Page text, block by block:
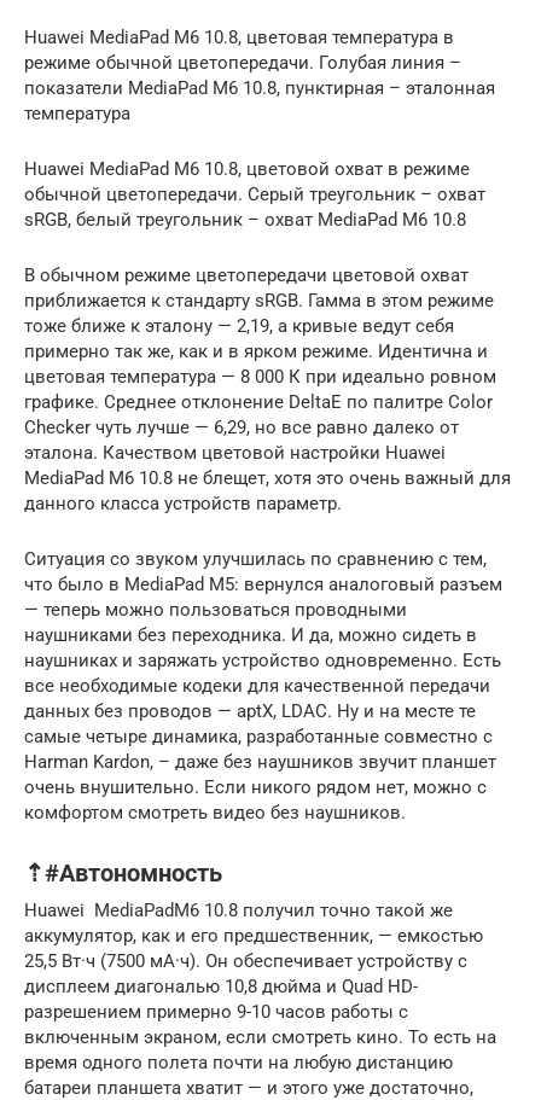
Huawei MediaPad M6 10.8, цветовая температура в
режиме обычной цветопередачи. Голубая линия –
показатели MediaPad M6 10.8, пунктирная – эталонная
температура
Huawei MediaPad M6 10.8, цветовой охват в режиме
обычной цветопередачи. Серый треугольник – охват
sRGB, белый треугольник – охват MediaPad M6 10.8
В обычном режиме цветопередачи цветовой охват
приближается к стандарту sRGB. Гамма в этом режиме
тоже ближе к эталону — 2,19, а кривые ведут себя
примерно так же, как и в ярком режиме. Идентична и
цветовая температура — 8 000 К при идеально ровном
графике. Среднее отклонение DeltaE по палитре Color
Checker чуть лучше — 6,29, но все равно далеко от
эталона. Качеством цветовой настройки Huawei
MediaPad M6 10.8 не блещет, хотя это очень важный для
данного класса устройств параметр.
Ситуация со звуком улучшилась по сравнению с тем,
что было в MediaPad M5: вернулся аналоговый разъем
— теперь можно пользоваться проводными
наушниками без переходника. И да, можно сидеть в
наушниках и заряжать устройство одновременно. Есть
все необходимые кодеки для качественной передачи
данных без проводов — aptX, LDAC. Ну и на месте те
самые четыре динамика, разработанные совместно с
Harman Kardon, – даже без наушников звучит планшет
очень внушительно. Если никого рядом нет, можно c
комфортом смотреть видео без наушников.
⇡#Автономность
Huawei MediaPadM6 10.8 получил точно такой же
аккумулятор, как и его предшественник, — емкостью
25,5 Вт·ч (7500 мА·ч). Он обеспечивает устройству с
дисплеем диагональю 10,8 дюйма и Quad HD-
разрешением примерно 9-10 часов работы с
включенным экраном, если смотреть кино. То есть на
время одного полета почти на любую дистанцию
батареи планшета хватит — и этого уже достаточно,